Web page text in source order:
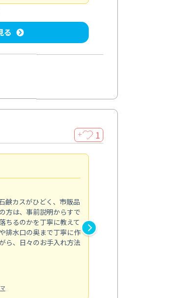
る
＋ 1
鹸カスがひどく、市販品
方は、事前説明からすで
ちるのかを丁寧に教えて
排水口の奥まで丁寧に作
ら、日々のお手入れ方法